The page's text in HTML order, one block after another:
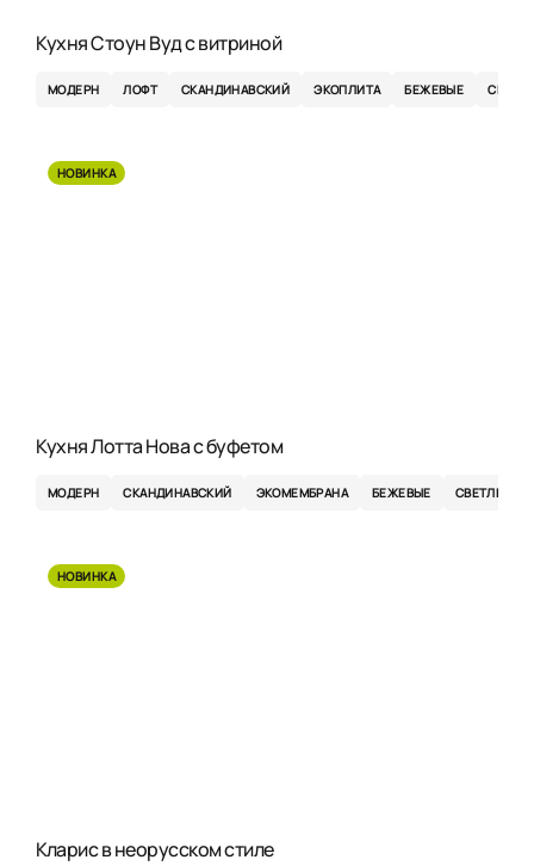
Кухня Стоун Вуд с витриной
МОДЕРН ЛОФТ СКАНДИНАВСКИЙ ЭКОПЛИТА БЕЖЕВЫЕ
НОВИНКА
Кухня Лотта Нова с буфетом
МОДЕРН СКАНДИНАВСКИЙ ЭКОМЕМБРАНА БЕЖЕВЫЕ СВЕТЛЫЕ
НОВИНКА
Кларис в неорусском стиле